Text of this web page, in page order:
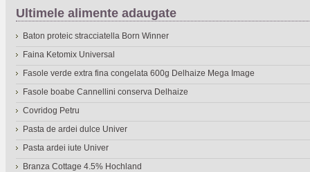
Ultimele alimente adaugate
Baton proteic stracciatella Born Winner
Faina Ketomix Universal
Fasole verde extra fina congelata 600g Delhaize Mega Image
Fasole boabe Cannellini conserva Delhaize
Covridog Petru
Pasta de ardei dulce Univer
Pasta ardei iute Univer
Branza Cottage 4.5% Hochland